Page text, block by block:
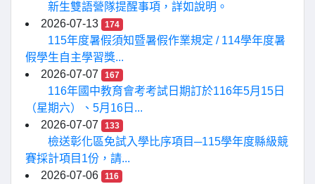
新生雙語營隊提醒事項，詳如說明。
2026-07-13
174
115年度暑假須知暨暑假作業規定 / 114學年度暑
假學生自主學習獎...
2026-07-07
167
116年國中教育會考考試日期訂於116年5月15日
（星期六）、5月16日...
2026-07-07
133
檢送彰化區免試入學比序項目─115學年度縣級競
賽採計項目1份，請...
2026-07-06
116